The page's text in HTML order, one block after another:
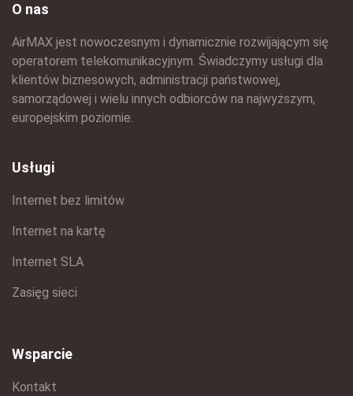
O nas
AirMAX jest nowoczesnym i dynamicznie rozwijającym się
operatorem telekomunikacyjnym. Świadczymy usługi dla
klientów biznesowych, administracji państwowej,
samorządowej i wielu innych odbiorców na najwyższym,
europejskim poziomie.
Usługi
Internet bez limitów
Internet na kartę
Internet SLA
Zasięg sieci
Wsparcie
Kontakt